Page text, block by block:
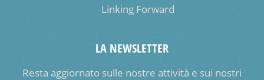
Linking Forward
LA NEWSLETTER
Resta aggiornato sulle nostre attività e sui nostri